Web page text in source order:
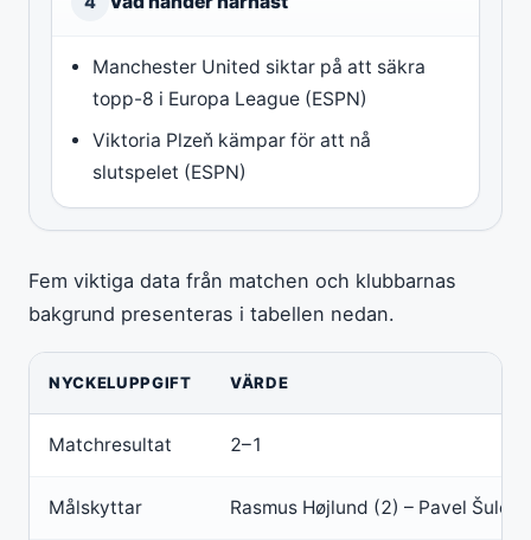
Manchester United siktar på att säkra
topp-8 i Europa League (ESPN)
Viktoria Plzeň kämpar för att nå
slutspelet (ESPN)
Fem viktiga data från matchen och klubbarnas
bakgrund presenteras i tabellen nedan.
NYCKELUPPGIFT VÄRDE
Matchresultat 2–1
Målskyttar Rasmus Højlund (2) – Pavel Šulc